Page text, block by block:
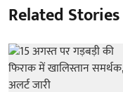
Related Stories